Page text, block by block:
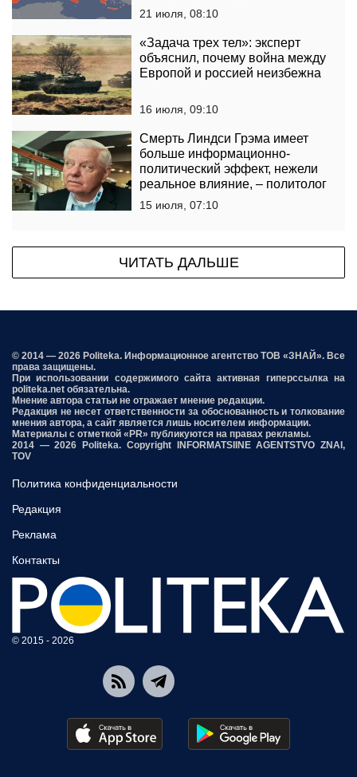
21 июля, 08:10
«Задача трех тел»: эксперт
объяснил, почему война между
Европой и россией неизбежна
16 июля, 09:10
Смерть Линдси Грэма имеет
больше информационно-
политический эффект, нежели
реальное влияние, – политолог
15 июля, 07:10
ЧИТАТЬ ДАЛЬШЕ
© 2014 — 2026 Politeka. Информационное агентство ТОВ «ЗНАЙ». Все
права защищены.
При использовании содержимого сайта активная гиперссылка на
politeka.net обязательна.
Мнение автора статьи не отражает мнение редакции.
Редакция не несет ответственности за обоснованность и толкование
мнения автора, а сайт является лишь носителем информации.
Материалы с отметкой «PR» публикуются на правах рекламы.
2014 — 2026 Politeka. Copyright INFORMATSIINE AGENTSTVO ZNAI,
TOV
Политика конфиденциальности
Редакция
Реклама
Контакты
© 2015 - 2026